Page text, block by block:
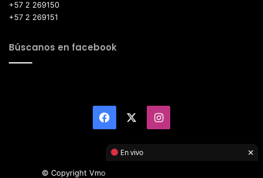
+57 2 269150
+57 2 269151
Búscanos en facebook
Facebook Instagram
© Copyright Vmotor TI 2026, All Rights Reserved
En vivo ×